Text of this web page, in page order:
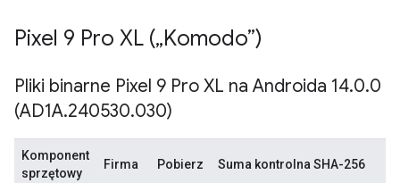
Pixel 9 Pro XL („Komodo”)
Pliki binarne Pixel 9 Pro XL na Androida 14.0.0
(AD1A.240530.030)
Komponent
sprzętowy
Firma Pobierz Suma kontrolna SHA-256